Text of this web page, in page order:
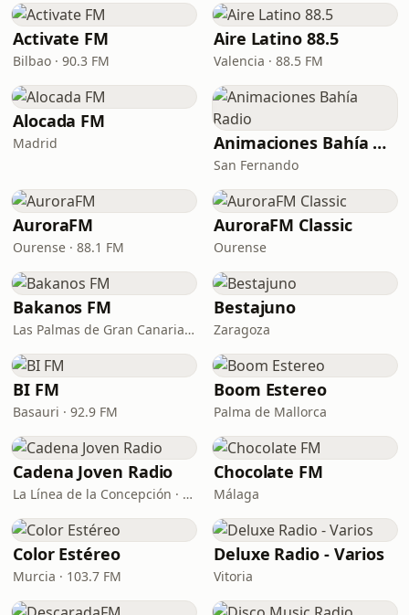
Activate FM
Bilbao · 90.3 FM
Aire Latino 88.5
Valencia · 88.5 FM
Alocada FM
Madrid Animaciones Bahía Radio
San Fernando
AuroraFM
Ourense · 88.1 FM
AuroraFM Classic
Ourense
Bakanos FM
Las Palmas de Gran Canaria · 97.0 FM
Bestajuno
Zaragoza
BI FM
Basauri · 92.9 FM
Boom Estereo
Palma de Mallorca
Cadena Joven Radio
La Línea de la Concepción · 107.3 FM
Chocolate FM
Málaga
Color Estéreo
Murcia · 103.7 FM
Deluxe Radio - Varios
Vitoria